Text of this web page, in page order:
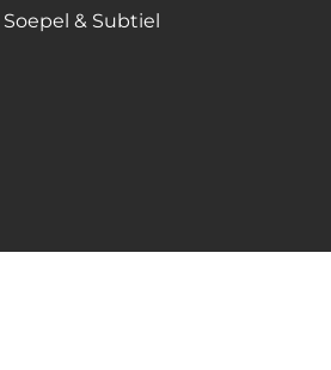
Soepel & Subtiel